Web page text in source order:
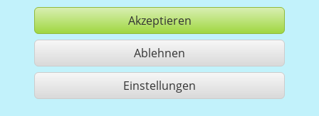
kaufen
1 Treffer teilen
Akzeptieren
Ablehnen
Einstellungen